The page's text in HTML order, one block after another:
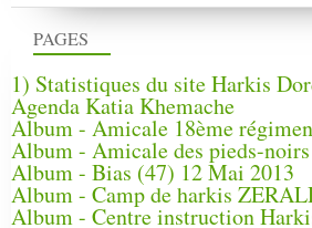
PAGES
1) Statistiques du site Harkis
Agenda Katia Khemache
Album - Amicale 18ème
Album - Amicale des pieds-
Album - Bias (47) 12 Mai 2013
Album - Camp de harkis
Album - Centre instruction